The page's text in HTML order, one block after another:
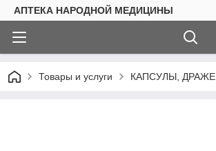
АПТЕКА НАРОДНОЙ МЕДИЦИНЫ
Товары и услуги КАПСУЛЫ, ДРАЖЕ